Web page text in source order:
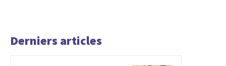
Derniers articles